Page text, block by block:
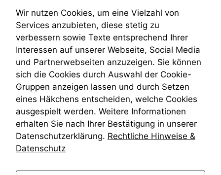
Teilungsklage
Venezuela
VRK
Wiederherstellungsanordnung
Zivilprozessordnung
ZPO
Zustellfiktion
Zuständigkeit
Öffentliches Personalrecht
Öffentlichkeitsprinzip
Wir nutzen Cookies, um eine Vielzahl von
Services anzubieten, diese stetig zu
verbessern sowie Texte entsprechend Ihrer
Interessen auf unserer Webseite, Social Media
und Partnerwebseiten anzuzeigen. Sie können
sich die Cookies durch Auswahl der Cookie-
Gruppen anzeigen lassen und durch Setzen
eines Häkchens entscheiden, welche Cookies
ausgespielt werden. Weitere Informationen
erhalten Sie nach Ihrer Bestätigung in unserer
Datenschutzerklärung. Rechtliche Hinweise &
Datenschutz
Funktionalität
Einige
Funktionen auf
dieser Website
sind optional.
Wenn Sie
diese Option
deaktivieren,
kann die
Website nicht
zu 100%
funktionieren.
Marketing